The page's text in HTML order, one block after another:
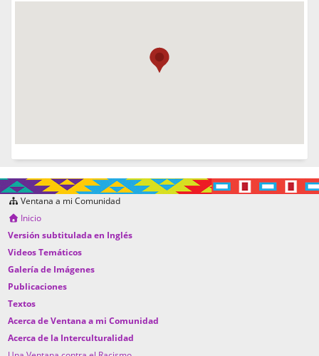
Ventana a mi Comunidad
Inicio
Versión subtitulada en Inglés
Videos Temáticos
Galería de Imágenes
Publicaciones
Textos
Acerca de Ventana a mi Comunidad
Acerca de la Interculturalidad